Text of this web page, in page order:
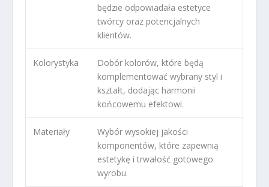
będzie odpowiadała estetyce
twórcy oraz potencjalnych
klientów.
Kolorystyka
Dobór kolorów, które będą
komplementować wybrany styl i
kształt, dodając harmonii
końcowemu efektowi.
Materiały
Wybór wysokiej jakości
komponentów, które zapewnią
estetykę i trwałość gotowego
wyrobu.